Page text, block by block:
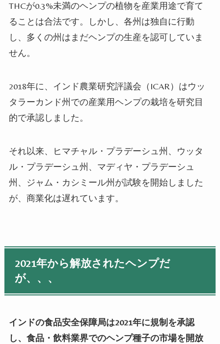
THCが0.3%未満のヘンプの植物を産業用途で育て
ることは合法です。しかし、各州は独自に行動
し、多くの州はまだヘンプの生産を認可していま
せん。
2018年に、インド農業研究評議会（ ICAR）はウッ
タラーカンド州での産業用ヘンプの栽培を研究目
的で承認しました。
それ以来、ヒマチャル・プラデーシュ州、ウッタ
ル・プラデーシュ州、マディヤ・プラデーシュ
州、ジャム・カシミール州が試験を開始しました
が、商業化は遅れています。
2021年から解放されたヘンプだ
が、、、
インドの食品安全保障局は2021年に規制を承認
し、食品・飲料業界でのヘンプ種子の市場を開放